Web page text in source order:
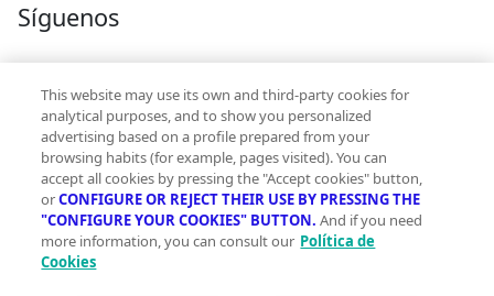
Síguenos
Contacto
hola@vivegreen.com
Aviso Legal
Condiciones de uso
This website may use its own and third-party cookies for
analytical purposes, and to show you personalized
advertising based on a profile prepared from your
browsing habits (for example, pages visited). You can
accept all cookies by pressing the "Accept cookies" button,
orCONFIGURE OR REJECT THEIR USE BY PRESSING THE
"CONFIGURE YOUR COOKIES" BUTTON. And if you need
more information, you can consult our Política de
Cookies